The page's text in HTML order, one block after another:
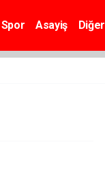
Spor Asayiş Diğer